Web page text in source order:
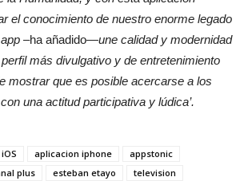
el conocimiento de nuestro enorme legado
–ha añadido—une calidad y modernidad
más divulgativo y de entretenimiento
mostrar que es posible acercarse a los
una actitud participativa y lúdica’.
aplicacion iphone
appstonic
plus esteban etayo television